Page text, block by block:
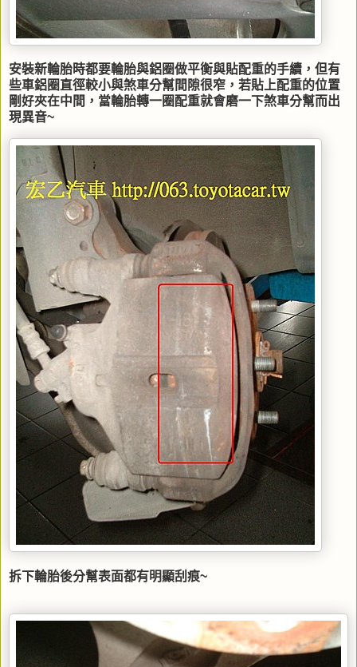
安裝新輪胎時都要輪胎與鋁圈做平衡與貼配重的手續，但有
些車鋁圈直徑較小與煞車分幫間隙很窄，若貼上配重的位置
剛好夾在中間，當輪胎轉一圈配重就會磨一下煞車分幫而出
現異音~
拆下輪胎後分幫表面都有明顯刮痕~